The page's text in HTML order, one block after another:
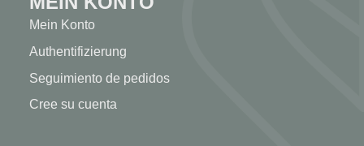
Mein Konto
Authentifizierung
Seguimiento de pedidos
Cree su cuenta